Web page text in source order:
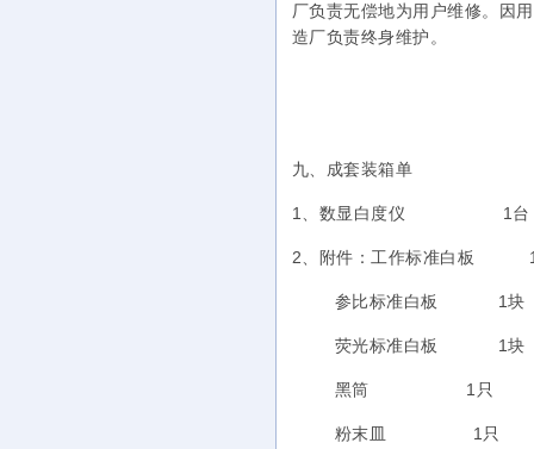
厂负责无偿地为用户维修。因
造厂负责终身维护。
九、成套装箱单
1、数显白度仪 1台
2、附件：工作标准白板
参比标准白板 1块
荧光标准白板 1块
黑筒 1只
粉末皿 1只